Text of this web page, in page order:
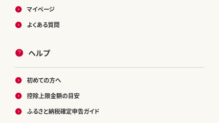
マイページ
よくある質問
ヘルプ
初めての方へ
控除上限金額の目安
ふるさと納税確定申告ガイド